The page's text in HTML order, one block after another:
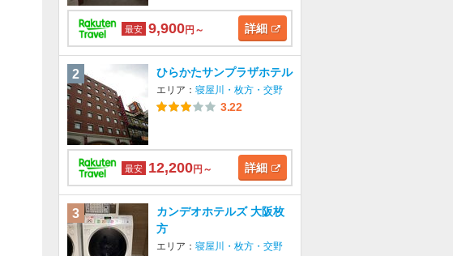
最安 9,900円～ 詳細
2 ひらかたサンプラザホテル
エリア： 寝屋川・枚方・交野
3.22
最安 12,200円～ 詳細
3
カンデオホテルズ 大阪枚
方
エリア： 寝屋川・枚方・交野